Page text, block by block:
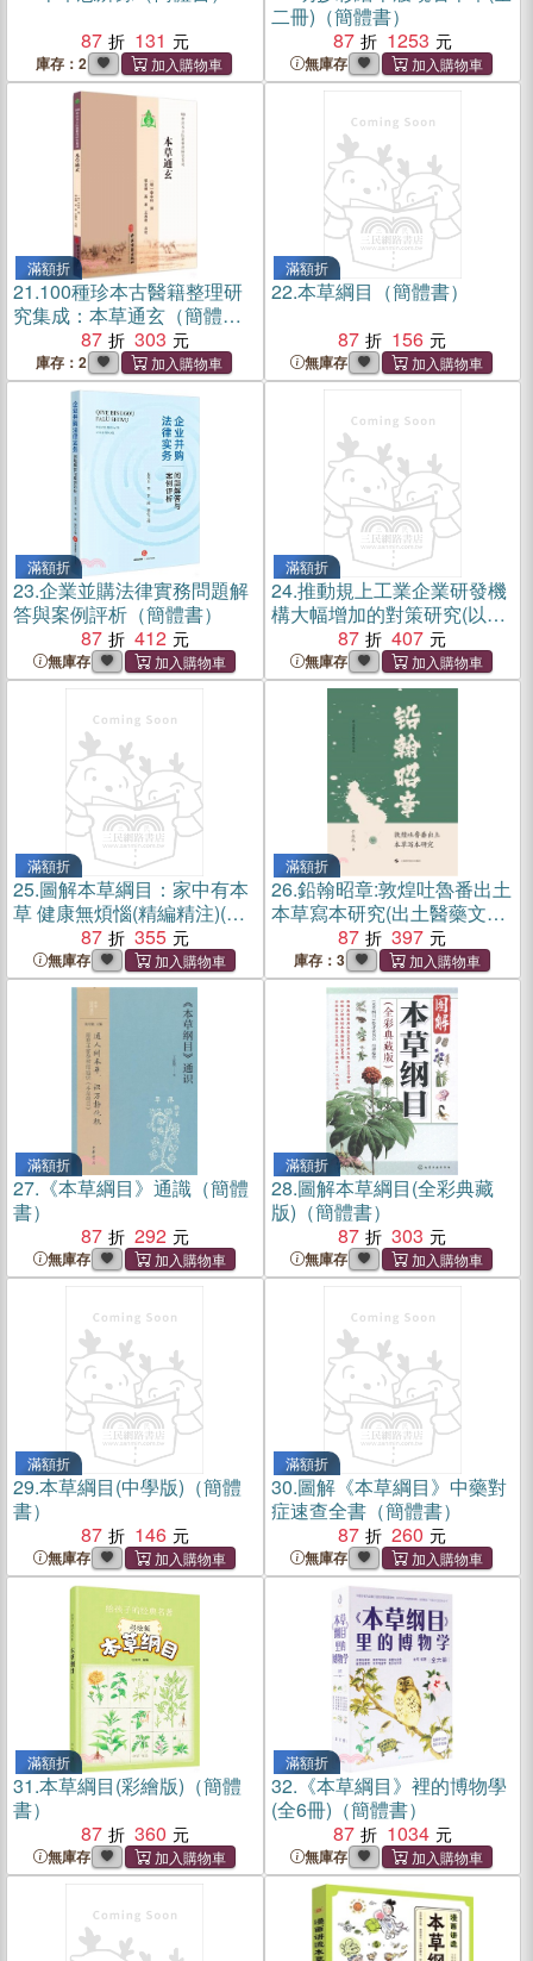
87
131
庫存：2
二冊)（簡體書）
87
1253
無庫存
滿額折
21.100種珍本古醫籍整理研
究集成：本草通玄（簡體
87 303
庫存：2
滿額折
22.本草綱目（簡體書）
87
156
無庫存
滿額折
23.企業並購法律實務問題解
答與案例評析（簡體書）
87
412
無庫存
滿額折
24.推動規上工業企業研發機
構大幅增加的對策研究(以廣
西為例)（簡體書）
87 407
無庫存
滿額折
25.圖解本草綱目：家中有本
草 健康無煩惱(精編精注)(全
彩讀本)(白話彩圖典藏版)
（簡體書）
87 355
無庫存
滿額折
26.鉛翰昭章:敦煌吐魯番出土
本草寫本研究(出土醫藥文獻
研究文叢)（簡體書）
87 397
庫存：3
滿額折
27. 《本草綱目》通識（簡體
書）
87
292
無庫存
滿額折
28.圖解本草綱目(全彩典藏
版)（簡體書）
87
303
無庫存
滿額折
29.本草綱目(中學版)（簡體
書）
87
146
無庫存
滿額折
30.圖解《本草綱目》中藥對
症速查全書（簡體書）
87
260
無庫存
滿額折
31.本草綱目(彩繪版)（簡體
書）
87
360
無庫存
滿額折
32. 《本草綱目》裡的博物學
(全6冊)（簡體書）
87
1034
無庫存